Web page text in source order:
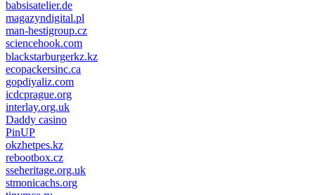
casino lemon
pinco giriş
babsisatelier.de
magazyndigital.pl
man-hestigroup.cz
sciencehook.com
олимп казино
blackstarburgerkz.kz
ecopackersinc.ca
gopdiyaliz.com
icdcprague.org
interlay.org.uk
Daddy casino
PinUP
okzhetpes.kz
rebootbox.cz
sseheritage.org.uk
stmonicachs.org